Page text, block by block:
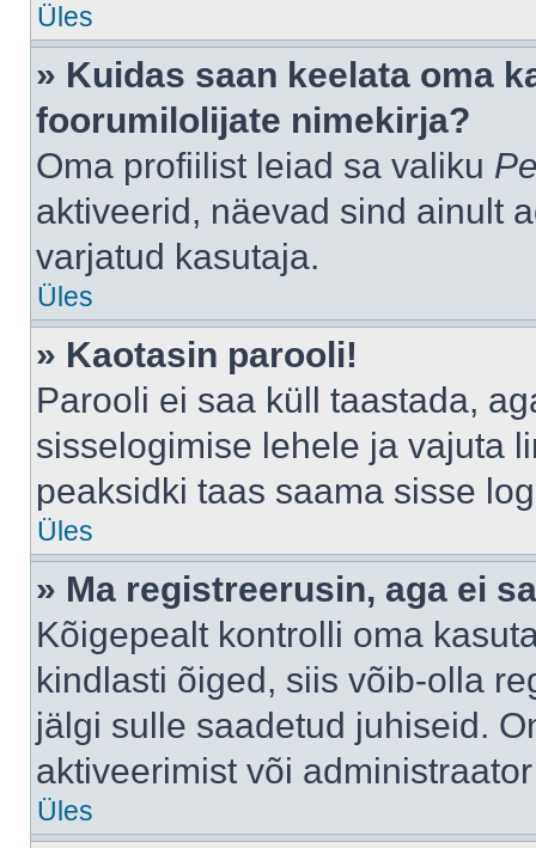
Üles
» Kuidas saan keelata oma
foorumilolijate nimekirja?
Oma profiilist leiad sa valiku
aktiveerid, näevad sind ainult
varjatud kasutaja.
Üles
» Kaotasin parooli!
Parooli ei saa küll taastada,
sisselogimise lehele ja vajuta
peaksidki taas saama sisse
Üles
» Ma registreerusin, aga ei
Kõigepealt kontrolli oma
kindlasti õiged, siis võib-olla
jälgi sulle saadetud juhiseid.
aktiveerimist või
Üles